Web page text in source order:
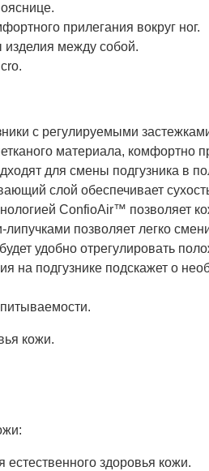
прилегания вокруг ног.
изделия между собой.
с регулируемыми
материала,
для смены подгузника в
слой обеспечивает
ConfioAir™ позволяет
позволяет легко
удобно отрегулировать
на подгузнике подскажет о
кожи.
естественного здоровья кожи.